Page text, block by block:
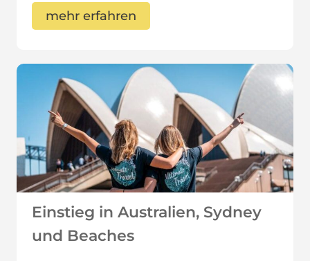
mehr erfahren
Einstieg in Australien, Sydney
und Beaches